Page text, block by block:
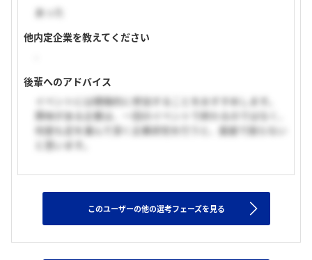
あった
他内定企業を教えてください
後輩へのアドバイス
イベントには積極的に参加することをおすすめします。
興味がある企業は、一回のイベントで終わるのではなく、
何度も足を運んで深く企業研究を行うと、面接で困らない
と思います。
このユーザーの他の選考フェーズを見る